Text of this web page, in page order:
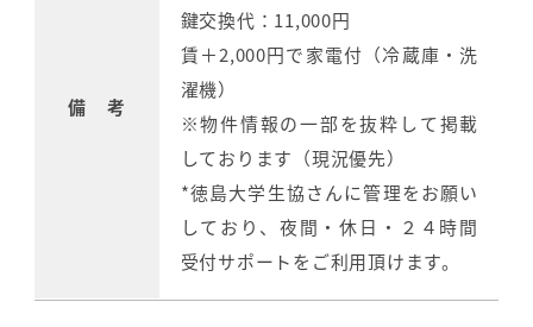
備 考
鍵交換代：11,000円
賃＋2,000円で家電付（冷蔵庫・洗
濯機）
※物件情報の一部を抜粋して掲載
しております（現況優先）
*徳島大学生協さんに管理をお願い
しており、夜間・休日・２４時間
受付サポートをご利用頂けます。